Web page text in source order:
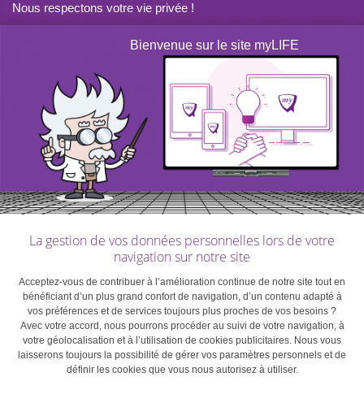
Sur le même sujet:
? / Testament: comment et pour qui?/
Préparer votre
succession: à quoi faut-il être attentif?
Succession
Nous respectons votre vie privée !
Bienvenue sur le site myLIFE
La gestion de vos données personnelles lors de votre
navigation sur notre site
Acceptez-vous de contribuer à l’amélioration continue de notre site tout en
bénéficiant d’un plus grand confort de navigation, d’un contenu adapté à
vos préférences et de services toujours plus proches de vos besoins ?
Avec votre accord, nous pourrons procéder au suivi de votre navigation, à
votre géolocalisation et à l’utilisation de cookies publicitaires. Nous vous
laisserons toujours la possibilité de gérer vos paramètres personnels et de
définir les cookies que vous nous autorisez à utiliser.